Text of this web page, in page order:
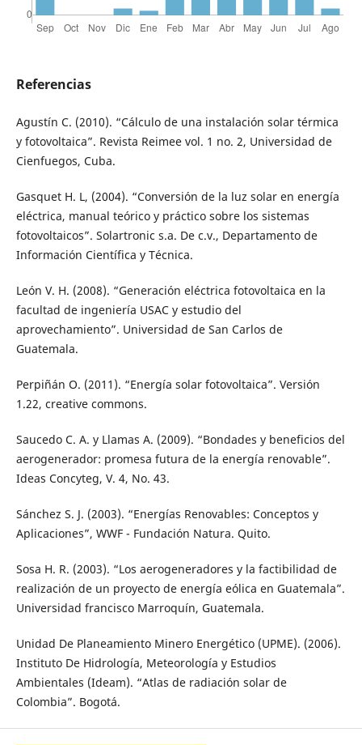
Referencias
Agustín C. (2010). “Cálculo de una instalación solar térmica
y fotovoltaica”. Revista Reimee vol. 1 no. 2, Universidad de
Cienfuegos, Cuba.
Gasquet H. L, (2004). “Conversión de la luz solar en energía
eléctrica, manual teórico y práctico sobre los sistemas
fotovoltaicos”. Solartronic s.a. De c.v., Departamento de
Información Científica y Técnica.
León V. H. (2008). “Generación eléctrica fotovoltaica en la
facultad de ingeniería USAC y estudio del
aprovechamiento”. Universidad de San Carlos de
Guatemala.
Perpiñán O. (2011). “Energía solar fotovoltaica”. Versión
1.22, creative commons.
Saucedo C. A. y Llamas A. (2009). “Bondades y beneficios del
aerogenerador: promesa futura de la energía renovable”.
Ideas Concyteg, V. 4, No. 43.
Sánchez S. J. (2003). “Energías Renovables: Conceptos y
Aplicaciones”, WWF - Fundación Natura. Quito.
Sosa H. R. (2003). “Los aerogeneradores y la factibilidad de
realización de un proyecto de energía eólica en Guatemala”.
Universidad francisco Marroquín, Guatemala.
Unidad De Planeamiento Minero Energético (UPME). (2006).
Instituto De Hidrología, Meteorología y Estudios
Ambientales (Ideam). “Atlas de radiación solar de
Colombia”. Bogotá.